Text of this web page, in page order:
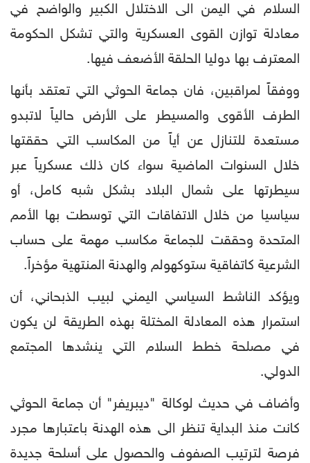
السلام في اليمن الى الاختلال الكبير والواضح في
معادلة توازن القوى العسكرية والتي تشكل الحكومة
المعترف بها دوليا الحلقة الأضعف فيها.
ووفقاً لمراقبين، فان جماعة الحوثي التي تعتقد بأنها
الطرف الأقوى والمسيطر على الأرض حالياً لاتبدو
مستعدة للتنازل عن أياً من المكاسب التي حققتها
خلال السنوات الماضية سواء كان ذلك عسكرياً عبر
سيطرتها على شمال البلاد بشكل شبه كامل، أو
سياسيا من خلال الاتفاقات التي توسطت بها الأمم
المتحدة وحققت للجماعة مكاسب مهمة على حساب
الشرعية كاتفاقية ستوكهولم والهدنة المنتهية مؤخراً.
ويؤكد الناشط السياسي اليمني لبيب الذبحاني، أن
استمرار هذه المعادلة المختلة بهذه الطريقة لن يكون
في مصلحة خطط السلام التي ينشدها المجتمع
الدولي.
وأضاف في حديث لوكالة "ديبريفر" أن جماعة الحوثي
كانت منذ البداية تنظر الى هذه الهدنة باعتبارها مجرد
فرصة لترتيب الصفوف والحصول على أسلحة جديدة